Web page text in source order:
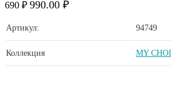
690 ₽ 990.00 ₽
Артикул: 94749
Коллекция MY